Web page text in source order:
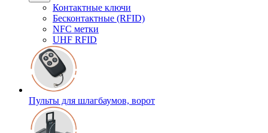
Контактные ключи
Бесконтактные (RFID)
NFC метки
UHF RFID
Пульты для шлагбаумов, ворот